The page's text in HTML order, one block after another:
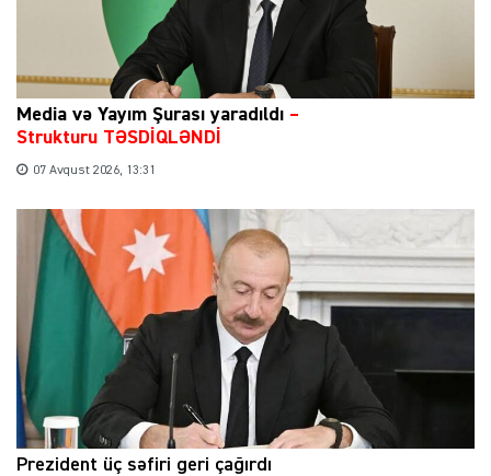
Media və Yayım Şurası yaradıldı –
Strukturu TƏSDİQLƏNDİ
07 Avqust 2026, 13:31
Prezident üç səfiri geri çağırdı